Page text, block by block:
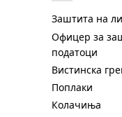
Заштита на
Офицер за
податоци
Вистинска
Поплаки
Колачиња